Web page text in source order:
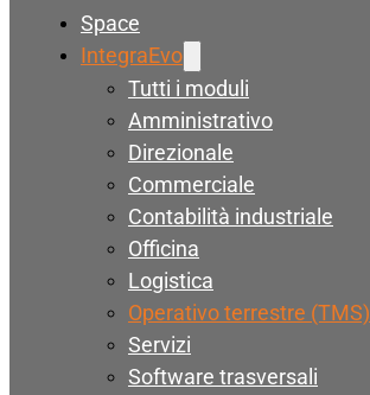
Space
IntegraEvo
Tutti i moduli
Amministrativo
Direzionale
Commerciale
Contabilità industriale
Officina
Logistica
Operativo terrestre (TMS)
Servizi
Software trasversali